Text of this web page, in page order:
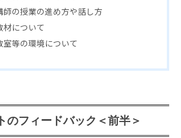
師の授業の進め方や話し方
材について
室等の環境について
のフィードバック＜前半＞